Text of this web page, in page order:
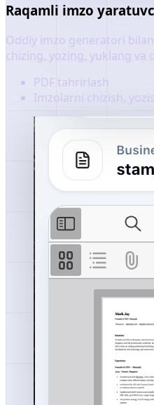
Raqamli imzo
Oddiy imzo generatori
chizing, yozing, yuklang va
PDF tahrirlash
Imzolarni chizish,